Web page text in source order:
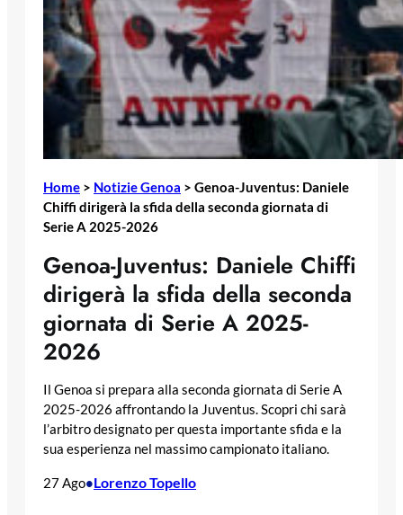
Home > Notizie Genoa > Genoa-Juventus: Daniele
Chiffi dirigerà la sfida della seconda giornata di
Serie A 2025-2026
Genoa-Juventus: Daniele Chiffi
dirigerà la sfida della seconda
giornata di Serie A 2025-
2026
Il Genoa si prepara alla seconda giornata di Serie A
2025-2026 affrontando la Juventus. Scopri chi sarà
l’arbitro designato per questa importante sfida e la
sua esperienza nel massimo campionato italiano.
27 Ago•Lorenzo Topello